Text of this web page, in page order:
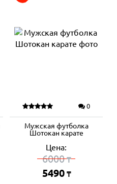
0
Мужская футболка
Шотокан карате
Цена:
6000₸
5490 ₸